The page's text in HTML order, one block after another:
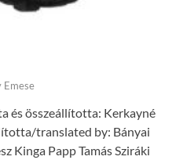
Emese
és összeállította: Kerkayné
translated by: Bányai
Kinga Papp Tamás Sziráki